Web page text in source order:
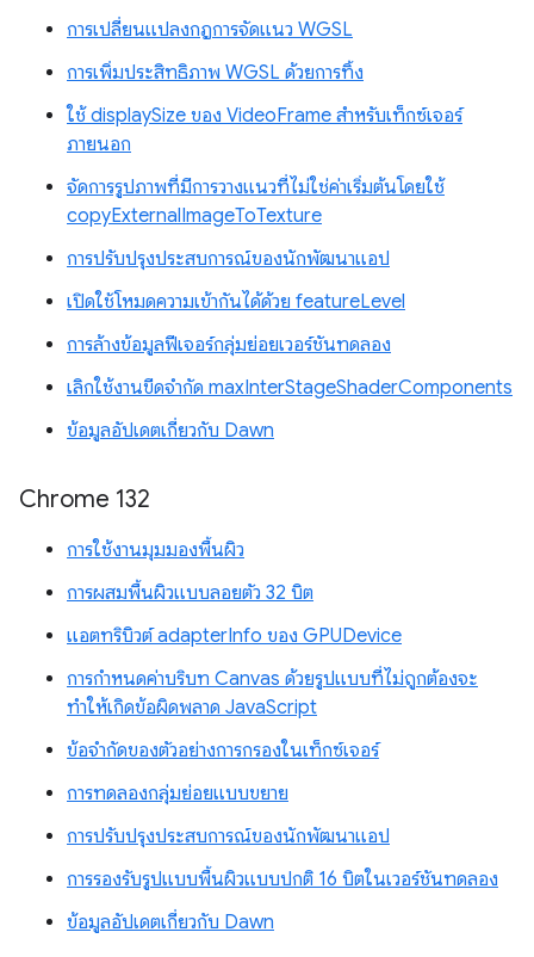
การเปลี่ยนแปลงกฎการจัดแนว WGSL
การเพิ่มประสิทธิภาพ WGSL ด้วยการทิ้ง
ใช้ displaySize ของ VideoFrame สำหรับเท็กซ์เจอร์
ภายนอก
จัดการรูปภาพที่มีการวางแนวที่ไม่ใช่ค่าเริ่มต้นโดยใช้
copyExternalImageToTexture
การปรับปรุงประสบการณ์ของนักพัฒนาแอป
เปิดใช้โหมดความเข้ากันได้ด้วย featureLevel
การล้างข้อมูลฟีเจอร์กลุ่มย่อยเวอร์ชันทดลอง
เลิกใช้งานขีดจำกัด maxInterStageShaderComponents
ข้อมูลอัปเดตเกี่ยวกับ Dawn
Chrome 132
การใช้งานมุมมองพื้นผิว
การผสมพื้นผิวแบบลอยตัว 32 บิต
แอตทริบิวต์ adapterInfo ของ GPUDevice
การกำหนดค่าบริบท Canvas ด้วยรูปแบบที่ไม่ถูกต้องจะ
ทำให้เกิดข้อผิดพลาด JavaScript
ข้อจำกัดของตัวอย่างการกรองในเท็กซ์เจอร์
การทดลองกลุ่มย่อยแบบขยาย
การปรับปรุงประสบการณ์ของนักพัฒนาแอป
การรองรับรูปแบบพื้นผิวแบบปกติ 16 บิตในเวอร์ชันทดลอง
ข้อมูลอัปเดตเกี่ยวกับ Dawn